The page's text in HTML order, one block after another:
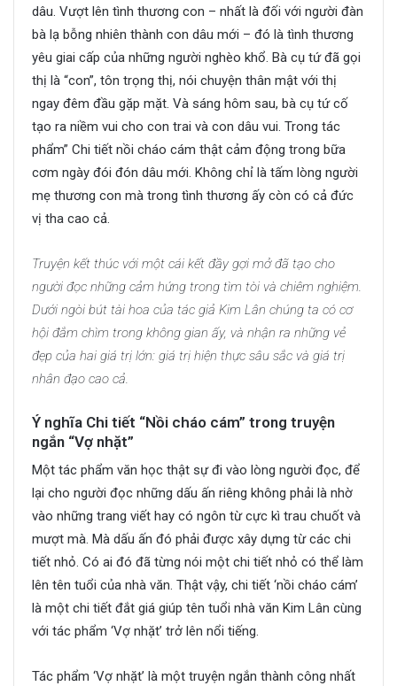
dâu. Vượt lên tình thương con – nhất là đối với người đàn
bà lạ bỗng nhiên thành con dâu mới – đó là tình thương
yêu giai cấp của những người nghèo khổ. Bà cụ tứ đã gọi
thị là “con”, tôn trọng thị, nói chuyện thân mật với thị
ngay đêm đầu gặp mặt. Và sáng hôm sau, bà cụ tứ cố
tạo ra niềm vui cho con trai và con dâu vui. Trong tác
phẩm” Chi tiết nồi cháo cám thật cảm động trong bữa
cơm ngày đói đón dâu mới. Không chỉ là tấm lòng người
mẹ thương con mà trong tình thương ấy còn có cả đức
vị tha cao cả.
Truyện kết thúc với một cái kết đầy gợi mở đã tạo cho
người đọc những cảm hứng trong tìm tòi và chiêm nghiệm.
Dưới ngòi bút tài hoa của tác giả Kim Lân chúng ta có cơ
hội đắm chìm trong không gian ấy, và nhận ra những vẻ
đẹp của hai giá trị lớn: giá trị hiện thực sâu sắc và giá trị
nhân đạo cao cả.
Ý nghĩa Chi tiết “Nồi cháo cám” trong truyện
ngắn “Vợ nhặt”
Một tác phẩm văn học thật sự đi vào lòng người đọc, để
lại cho người đọc những dấu ấn riêng không phải là nhờ
vào những trang viết hay có ngôn từ cực kì trau chuốt và
mượt mà. Mà dấu ấn đó phải được xây dựng từ các chi
tiết nhỏ. Có ai đó đã từng nói một chi tiết nhỏ có thể làm
lên tên tuổi của nhà văn. Thật vậy, chi tiết ‘nồi cháo cám’
là một chi tiết đắt giá giúp tên tuổi nhà văn Kim Lân cùng
với tác phẩm ‘Vợ nhặt’ trở lên nổi tiếng.
Tác phẩm ‘Vợ nhặt’ là một truyện ngắn thành công nhất